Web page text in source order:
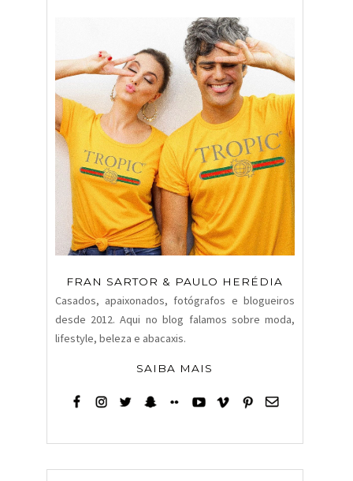
FRAN SARTOR & PAULO HERÉDIA
Casados, apaixonados, fotógrafos e blogueiros
desde 2012. Aqui no blog falamos sobre moda,
lifestyle, beleza e abacaxis.
SAIBA MAIS